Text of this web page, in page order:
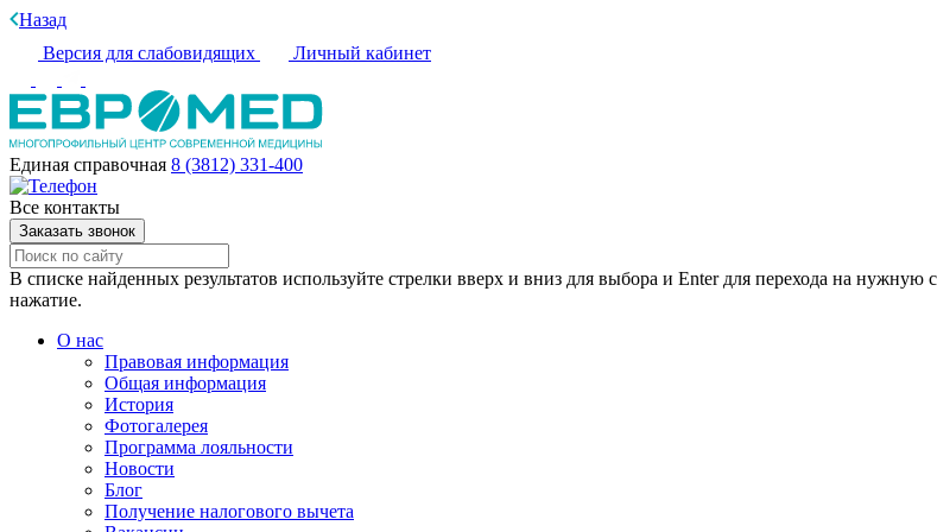
Назад
Версия для слабовидящих
Личный кабинет
Единая справочная 8 (3812) 331-400
Все контакты
Заказать звонок
В списке найденных результатов используйте стрелки вверх и вниз для выбора и Enter для перехода на
нажатие.
О нас
Правовая информация
Общая информация
История
Фотогалерея
Программа лояльности
Новости
Блог
Получение налогового вычета